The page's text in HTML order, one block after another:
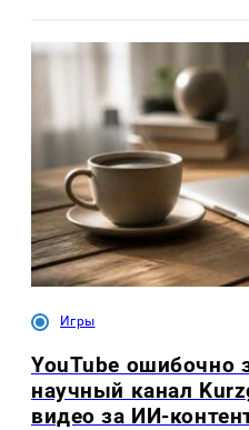
Игры
YouTube ошибочно
научный канал
видео за ИИ-